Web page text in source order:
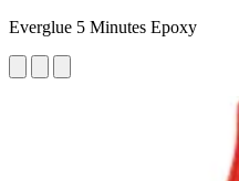
Everglue 5 Minutes Epoxy